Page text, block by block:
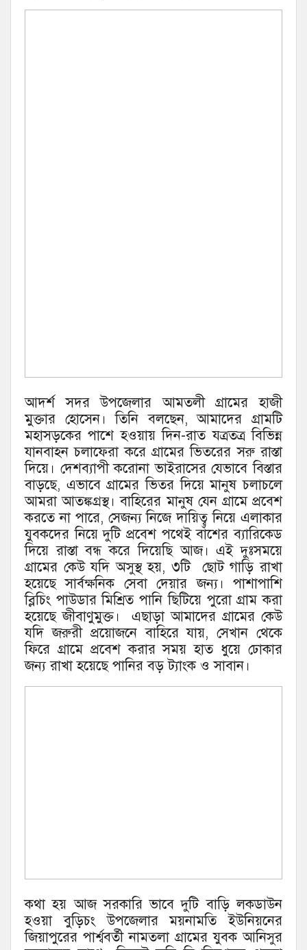
আদর্শ সদর উপজেলার আমতলী গ্রামের হাজী
মুক্তার হোসেন। তিনি বলছেন, আমাদের গ্রামটি
মহাসড়কের পাশে হওয়ায় দিন-রাত যত্রতত্র বিভিন্ন
যানবাহন চলাফেরা করে গ্রামের ভিতরের সরু রাস্তা
দিয়ে। দেশব্যাপী করোনা ভাইরাসের যেভাবে বিস্তার
বাড়ছে, এভাবে গ্রামের ভিতর দিয়ে মানুষ চলাচলে
আমরা আতঙ্কগ্রস্থ। বাহিরের মানুষ যেন গ্রামে প্রবেশ
করতে না পারে, সেজন্য নিজে দায়িত্ব নিয়ে এলাকার
যুবকদের নিয়ে দুটি প্রবেশ পথেই বাঁশের ব্যারিকেড
দিয়ে রাস্তা বন্ধ করে দিয়েছি আজ। এই দুঃসময়ে
গ্রামের কেউ যদি অসুস্থ হয়, ৩টি ছোট গাড়ি রাখা
হয়েছে সার্বক্ষনিক সেবা দেয়ার জন্য। পাশাপাশি
ব্লিচিং পাউডার মিশ্রিত পানি ছিটিয়ে পুরো গ্রাম করা
হয়েছে জীবাণুমুক্ত। এছাড়া আমাদের গ্রামের কেউ
যদি জরুরী প্রয়োজনে বাহিরে যায়, সেখান থেকে
ফিরে গ্রামে প্রবেশ করার সময় হাত ধুয়ে ঢোকার
জন্য রাখা হয়েছে পানির বড় ট্যাংক ও সাবান।
কথা হয় আজ সরকারি ভাবে দুটি বাড়ি লকডাউন
হওয়া বুড়িচং উপজেলার ময়নামতি ইউনিয়নের
জিয়াপুরের পার্শ্ববর্তীনামতলা গ্রামের যুবক আনিসুর